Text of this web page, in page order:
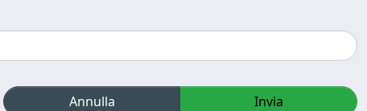
Annulla Invia